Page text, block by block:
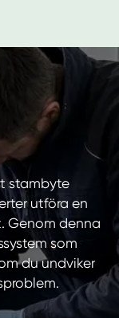
stambyte
utföra en
Genom denna
som
du undviker